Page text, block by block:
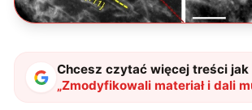
Chcesz czytać więcej treści jak
„Zmodyfikowali materiał i dali
właściwości. Zachowuje się jak